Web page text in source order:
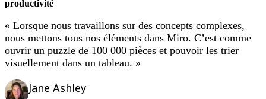
productivité
« Lorsque nous travaillons sur des concepts complexes,
nous mettons tous nos éléments dans Miro. C’est comme
ouvrir un puzzle de 100 000 pièces et pouvoir les trier
visuellement dans un tableau. »
Jane Ashley